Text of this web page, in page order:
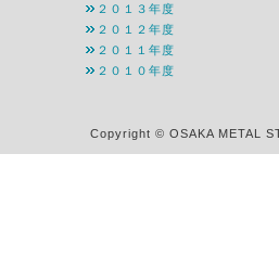
２０１３年度
２０１２年度
２０１１年度
２０１０年度
Copyright © OSAKA METAL